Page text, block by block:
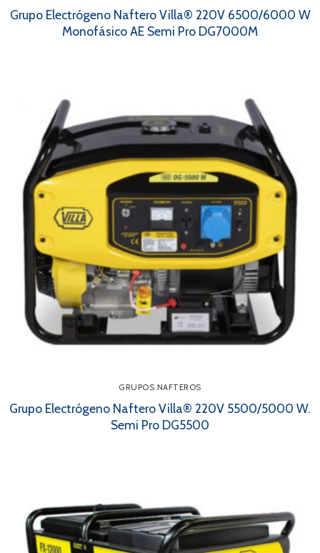
Grupo Electrógeno Naftero Villa® 220V 6500/6000 W
Monofásico AE Semi Pro DG7000M
GRUPOS NAFTEROS
Grupo Electrógeno Naftero Villa® 220V 5500/5000 W.
Semi Pro DG5500